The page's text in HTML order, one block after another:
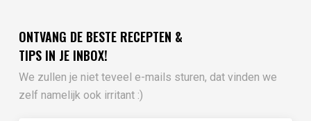
ONTVANG DE BESTE RECEPTEN &
TIPS IN JE INBOX!
We zullen je niet teveel e-mails sturen, dat vinden we
zelf namelijk ook irritant :)